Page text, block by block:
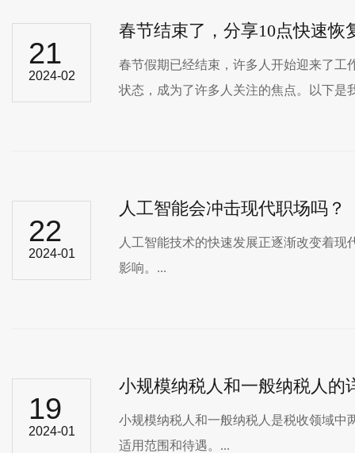
21
2024-02
春节结束了，分享10点快速
春节假期已经结束，许多人开始迎来了工
状态，成为了许多人关注的焦点。以
22
2024-01
人工智能会冲击现代职场吗？
人工智能技术的快速发展正逐渐改变着现
影响。...
19
2024-01
小规模纳税人和一般纳税人的
小规模纳税人和一般纳税人是税收领域中两
适用范围和待遇。...